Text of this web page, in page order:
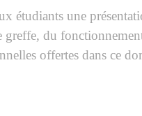
étudiants une
greffe, du
offertes dans ce